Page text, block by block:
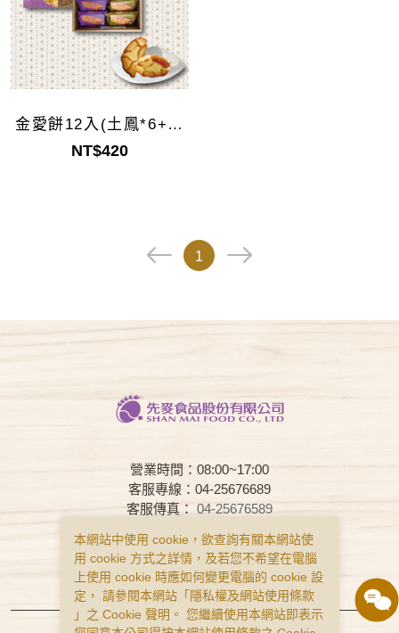
金愛餅12入(土鳳*6+傳
統*6)
NT$420
1
營業時間：08:00~17:00
客服專線：04-25676689
客服傳真： 04-25676589
常見問題 購物說明
隱私權政策
服務條款
Copyright © Smai All Rights Reserved.
本網站中使用 cookie，欲查詢有關本網站使
用 cookie 方式之詳情，及若您不希望在電腦
上使用 cookie 時應如何變更電腦的 cookie 設
定， 請參閱本網站「 隱私權及網站使用條款
」之 Cookie 聲明。 您繼續使用本網站即表示